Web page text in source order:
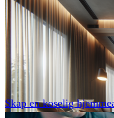
Skap en koselig